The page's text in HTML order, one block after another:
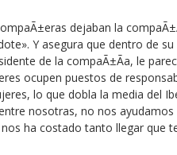
dejaban la
Y asegura que dentro de
de la compaÃ±Ã­a, le
ocupen puestos de
lo que dobla la media del
nosotras, no nos ayudamos
nos ha costado tanto llegar que